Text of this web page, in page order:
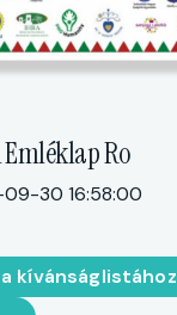
Ro
30 16:58:00
kívánságlistához